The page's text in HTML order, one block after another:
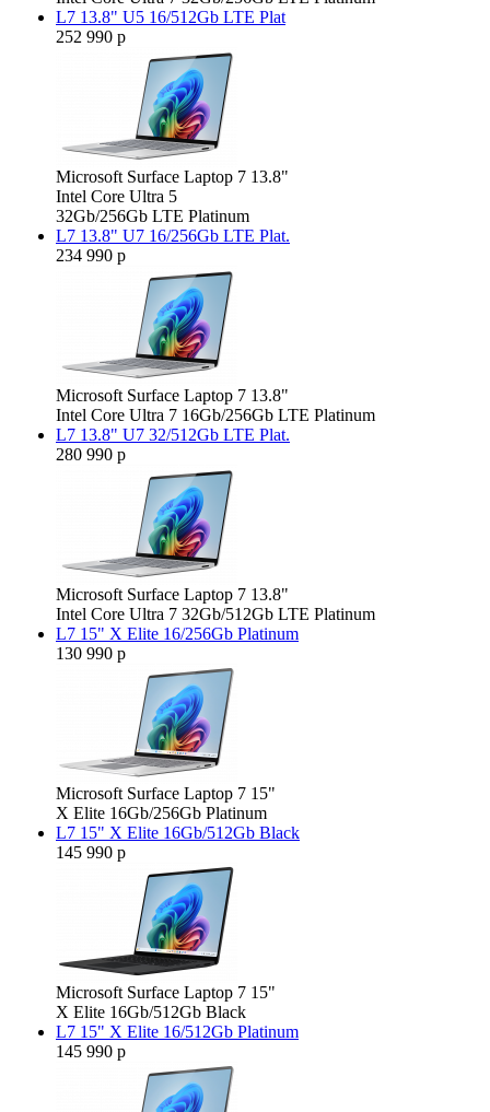
L7 13.8" U5 16/512Gb LTE Plat
252 990 р
Microsoft Surface Laptop 7 13.8"
Intel Core Ultra 5
32Gb/256Gb LTE Platinum
L7 13.8" U7 16/256Gb LTE Plat.
234 990 р
Microsoft Surface Laptop 7 13.8"
Intel Core Ultra 7 16Gb/256Gb LTE Platinum
L7 13.8" U7 32/512Gb LTE Plat.
280 990 р
Microsoft Surface Laptop 7 13.8"
Intel Core Ultra 7 32Gb/512Gb LTE Platinum
L7 15" X Elite 16/256Gb Platinum
130 990 р
Microsoft Surface Laptop 7 15"
X Elite 16Gb/256Gb Platinum
L7 15" X Elite 16Gb/512Gb Black
145 990 р
Microsoft Surface Laptop 7 15"
X Elite 16Gb/512Gb Black
L7 15" X Elite 16/512Gb Platinum
145 990 р